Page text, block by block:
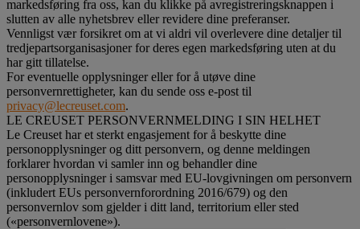
markedsføring fra oss, kan du klikke på avregistreringsknappen i
slutten av alle nyhetsbrev eller revidere dine preferanser.
Vennligst vær forsikret om at vi aldri vil overlevere dine detaljer til
tredjepartsorganisasjoner for deres egen markedsføring uten at du
har gitt tillatelse.
For eventuelle opplysninger eller for å utøve dine
personvernrettigheter, kan du sende oss e-post til
privacy@lecreuset.com.
LE CREUSET PERSONVERNMELDING I SIN HELHET
Le Creuset har et sterkt engasjement for å beskytte dine
personopplysninger og ditt personvern, og denne meldingen
forklarer hvordan vi samler inn og behandler dine
personopplysninger i samsvar med EU-lovgivningen om personvern
(inkludert EUs personvernforordning 2016/679) og den
personvernlov som gjelder i ditt land, territorium eller sted
(«personvernlovene»).